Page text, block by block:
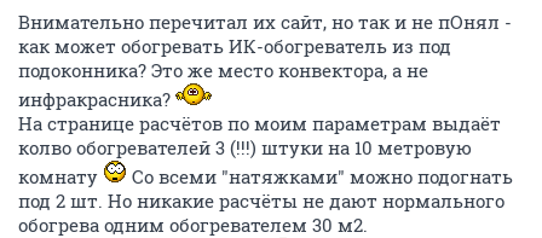
Внимательно перечитал их сайт, но так и не пОнял -
как может обогревать ИК-обогреватель из под
подоконника? Это же место конвектора, а не
инфракрасника?
На странице расчётов по моим параметрам выдаёт
колво обогревателей 3 (!!!) штуки на 10 метровую
комнату
Со всеми "натяжками" можно подогнать
под 2 шт. Но никакие расчёты не дают нормального
обогрева одним обогревателем 30 м2.